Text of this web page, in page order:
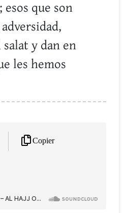
esos que son
y dan en
les hemos
Copier